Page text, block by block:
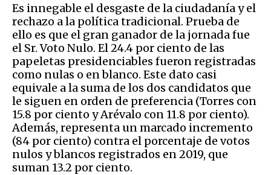
Es innegable el desgaste de la ciudadanía y el
rechazo a la política tradicional. Prueba de
ello es que el gran ganador de la jornada fue
el Sr. Voto Nulo. El 24.4 por ciento de las
papeletas presidenciables fueron registradas
como nulas o en blanco. Este dato casi
equivale a la suma de los dos candidatos que
le siguen en orden de preferencia (Torres con
15.8 por ciento y Arévalo con 11.8 por ciento).
Además, representa un marcado incremento
(84 por ciento) contra el porcentaje de votos
nulos y blancos registrados en 2019, que
suman 13.2 por ciento.